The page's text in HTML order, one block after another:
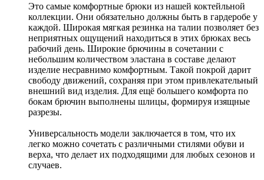
Это самые комфортные брюки из нашей коктейльной
коллекции. Они обязательно должны быть в гардеробе у
каждой. Широкая мягкая резинка на талии позволяет без
неприятных ощущений находиться в этих брюках весь
рабочий день. Широкие брючины в сочетании с
небольшим количеством эластана в составе делают
изделие несравнимо комфортным. Такой покрой дарит
свободу движений, сохраняя при этом привлекательный
внешний вид изделия. Для ещё большего комфорта по
бокам брючин выполнены шлицы, формируя изящные
разрезы.
Универсальность модели заключается в том, что их
легко можно сочетать с различными стилями обуви и
верха, что делает их подходящими для любых сезонов и
случаев.